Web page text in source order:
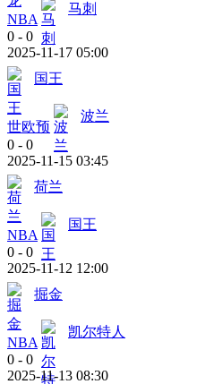
NBA
马刺
0 - 0
2025-11-17 05:00
国王
世欧预
波兰
0 - 0
2025-11-15 03:45
荷兰
NBA
国王
0 - 0
2025-11-12 12:00
掘金
NBA
凯尔特人
0 - 0
2025-11-13 08:30